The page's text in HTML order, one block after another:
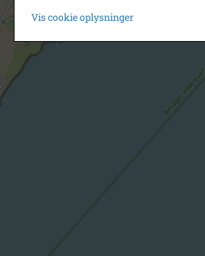
Vis cookie oplysninger